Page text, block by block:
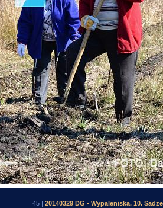
45 | 20140329 DG - Wypaleniska. 10.